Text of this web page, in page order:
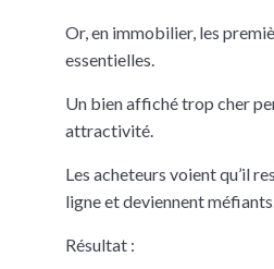
Or, en immobilier, les
essentielles.
Un bien affiché trop cher
attractivité.
Les acheteurs voient qu’il
ligne et deviennent
Résultat :